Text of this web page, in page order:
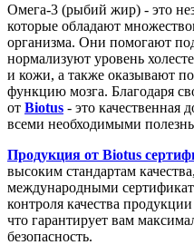
Омега-3 (рыбий жир) - это
которые обладают
организма. Они помогают
нормализуют уровень
и кожи, а также оказывают
функцию мозга. Благодаря
от Biotus - это качественная
всеми необходимыми
Продукция от Biotus
высоким стандартам
международными
контроля качества
что гарантирует вам
безопасность.